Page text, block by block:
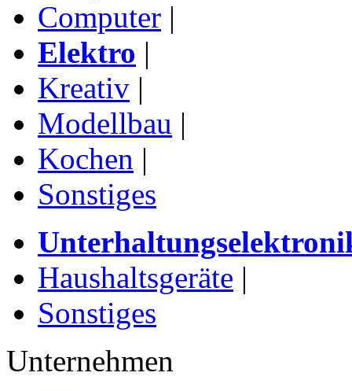
Computer |
Elektro |
Kreativ |
Modellbau |
Kochen |
Sonstiges
Haushaltsgeräte |
Sonstiges
Unternehmen